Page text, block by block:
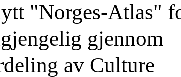
"Norges-Atlas"
gjennom
av Culture